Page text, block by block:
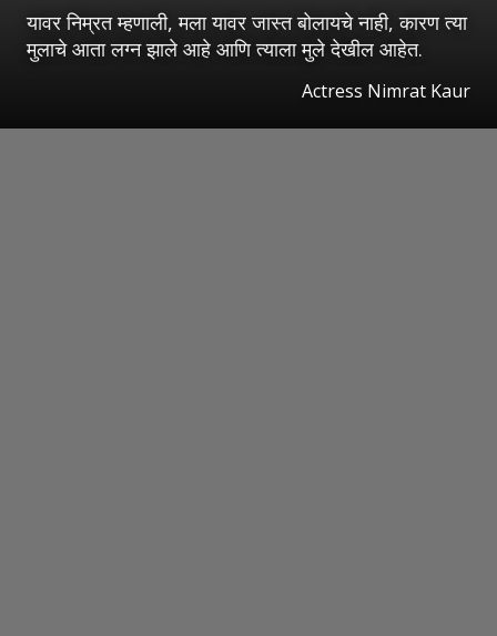
यावर निम्रत म्हणाली, मला यावर जास्त बोलायचे नाही, कारण त्या
मुलाचे आता लग्न झाले आहे आणि त्याला मुले देखील आहेत.
Actress Nimrat Kaur